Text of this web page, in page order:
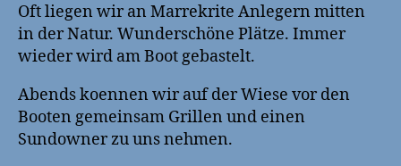
Oft liegen wir an Marrekrite Anlegern mitten
in der Natur. Wunderschöne Plätze. Immer
wieder wird am Boot gebastelt.
Abends koennen wir auf der Wiese vor den
Booten gemeinsam Grillen und einen
Sundowner zu uns nehmen.